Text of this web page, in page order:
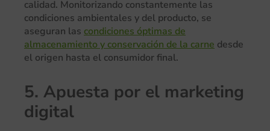
calidad. Monitorizando constantemente las
condiciones ambientales y del producto, se
aseguran las condiciones óptimas de
almacenamiento y conservación de la carne desde
el origen hasta el consumidor final.
5. Apuesta por el marketing
digital